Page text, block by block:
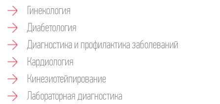
Гинекология
Диабетология
Диагностика и профилактика заболеваний
Кардиология
Кинезиотейпирование
Лабораторная диагностика